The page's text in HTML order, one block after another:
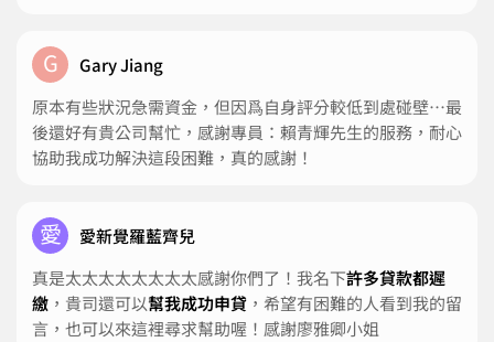
G
Gary Jiang
原本有些狀況急需資金，但因爲自身評分較低到處碰壁⋯最
後還好有貴公司幫忙，感謝專員：賴青輝先生的服務，耐心
協助我成功解決這段困難，真的感謝！
愛
愛新覺羅藍齊兒
真是太太太太太太太太感謝你們了！我名下許多貸款都遲
繳 ，貴司還可以幫我成功申貸 ，希望有困難的人看到我的留
言，也可以來這裡尋求幫助喔！感謝廖雅卿小姐